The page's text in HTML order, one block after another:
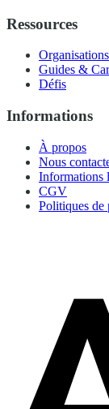
Ressources
Organisations
Guides &
Défis
Informations
À propos
Nous
Informations
CGV
Politiques de